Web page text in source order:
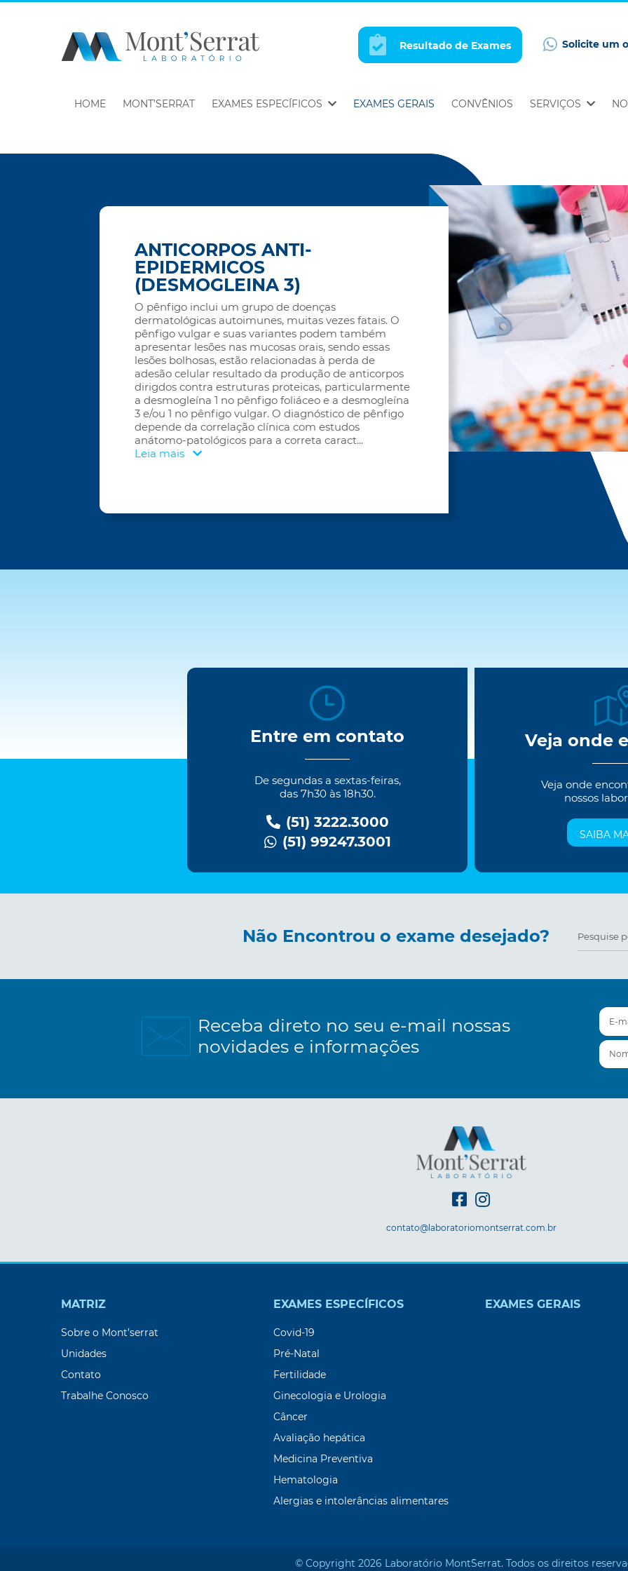
Resultado de Exames Solicite um
HOME MONT’SERRAT EXAMES ESPECÍFICOS EXAMES GERAIS CONVÊNIOS SERVIÇOS
ANTICORPOS ANTI-
EPIDERMICOS
(DESMOGLEINA 3)
O pênfigo inclui um grupo de doenças
dermatológicas autoimunes, muitas vezes fatais. O
pênfigo vulgar e suas variantes podem também
apresentar lesões nas mucosas orais, sendo essas
lesões bolhosas, estão relacionadas à perda de
adesão celular resultado da produção de anticorpos
dirigdos contra estruturas proteicas, particularmente
a desmogleína 1 no pênfigo foliáceo e a desmogleína
3 e/ou 1 no pênfigo vulgar. O diagnóstico de pênfigo
depende da correlação clínica com estudos
anátomo-patológicos para a correta caract...
Leia mais
Entre em contato
De segundas a sextas-feiras,
das 7h30 às 18h30.
(51) 3222.3000
(51) 99247.3001
Veja onde
Veja onde
nossos
SAIBA
Não Encontrou o exame desejado?
Receba direto no seu e-mail nossas
novidades e informações
E-mail
Nome
contato@laboratoriomontserrat.com.br
MATRIZ
Sobre o Mont’serrat
Unidades
Contato
Trabalhe Conosco
EXAMES ESPECÍFICOS
Covid-19
Pré-Natal
Fertilidade
Ginecologia e Urologia
Câncer
Avaliação hepática
Medicina Preventiva
Hematologia
Alergias e intolerâncias alimentares
EXAMES GERAIS
© Copyright 2026 Laboratório Mont`Serrat. Todos os direitos